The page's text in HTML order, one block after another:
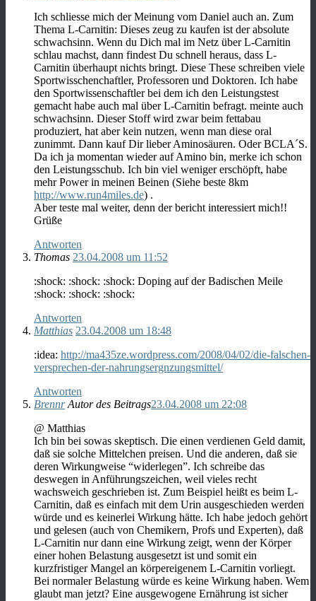
Ich schliesse mich der Meinung vom Daniel auch an. Zum
Thema L-Carnitin: Dieses zeug zu kaufen ist der absolute
schwachsinn. Wenn du Dich mal im Netz über L-Carnitin
schlau machst, dann findest Du schnell heraus, dass L-
Carnitin überhaupt nichts bringt. Diese These schreiben viele
Sportwisschenchaftler, Professoren und Doktoren. Ich habe
den Sportwissenschaftler bei dem ich den Leistungstest
gemacht habe auch mal über L-Carnitin befragt. meinte auch
schwachsinn. Dieser Stoff wird zwar beim fettabau
produziert, hat aber kein nutzen, wenn man diese oral
zunimmt. Dann kauf Dir lieber Aminosäuren. Oder BCLA´S.
Da ich ja momentan wieder auf Amino bin, merke ich schon
den Leistungsschub. Ich bin viel weniger erschöpft, habe
mehr Power in meinen Beinen (Siehe beste 8km
http://www.run4miles.de) .
Aber teste mal weiter, denn der bericht interessiert mich!!
Grüße
Antworten
Thomas 23.04.2008 um 11:52
:shock: :shock: :shock: Doping auf der Badischen Meile
:shock: :shock: :shock:
Antworten
Matthias 23.04.2008 um 18:48
:idea: http://ma435ze.wordpress.com/2008/04/02/die-falschen-
versprechen-der-nahrungsergnzungsmittel/
Antworten
Brennr Autor des Beitrags23.04.2008 um 22:08
@ Matthias
Ich bin bei sowas skeptisch. Die einen verdienen Geld damit,
daß sie solche Mittelchen preisen. Und die anderen, daß sie
deren Wirkungweise “widerlegen”. Ich schreibe das
deswegen in Anführungszeichen, weil vieles recht
wachsweich geschrieben ist. Zum Beispiel heißt es beim L-
Carnitin, daß es einfach mit dem Urin ausgeschieden werden
würde und es keinerlei Wirkung hätte. Ich habe jedoch gehört
und gelesen (auch von Chemikern, Profs und Experten), daß
L-Carnitin nur dann eine Wirkung zeigt, wenn der Körper
einer hohen Belastung ausgesetzt ist und somit ein
kurzfristiger Mangel an körpereigenem L-Carnitin vorliegt.
Bei normaler Belastung würde es keine Wirkung haben. Wem
glaubt man jetzt? Eine ausgewogene Ernährung ist sicher